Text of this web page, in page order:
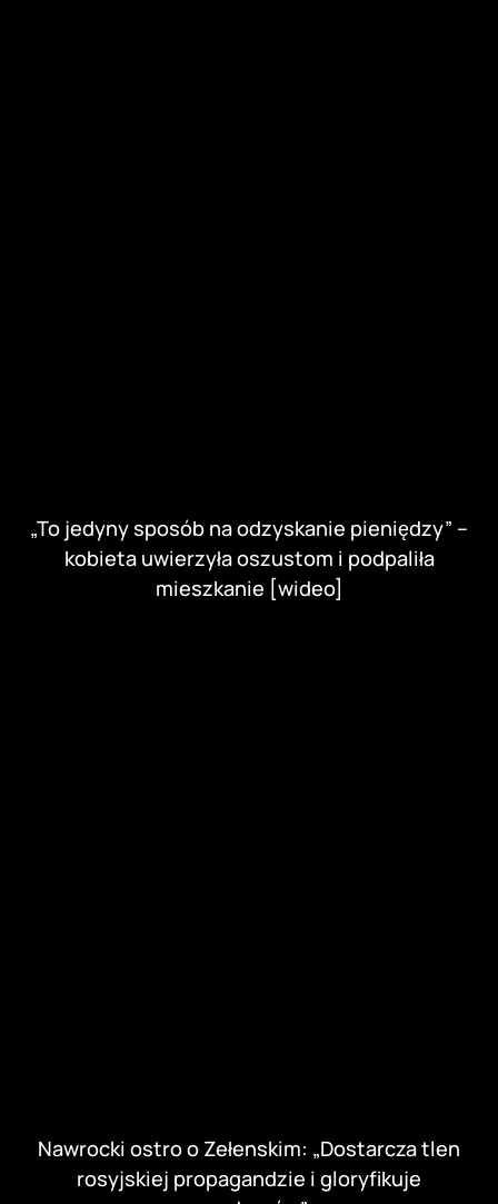
„To jedyny sposób na odzyskanie pieniędzy” –
kobieta uwierzyła oszustom i podpaliła
mieszkanie [wideo]
Nawrocki ostro o Zełenskim: „Dostarcza tlen
rosyjskiej propagandzie i gloryfikuje